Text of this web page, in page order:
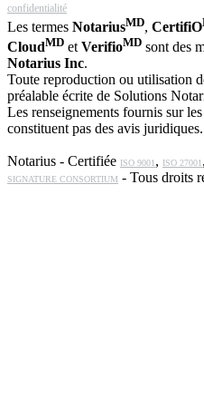
confidentialité
Les termes NotariusMD, CertifiO
CloudMD etVerifioMD sont des
Notarius Inc.
Toute reproduction ou utilisation
préalable écrite de Solutions
Les renseignements fournis sur
constituent pas des avis juridiques.
Notarius - Certifiée ISO 9001, ISO 27001
SIGNATURE CONSORTIUM - Tous droits